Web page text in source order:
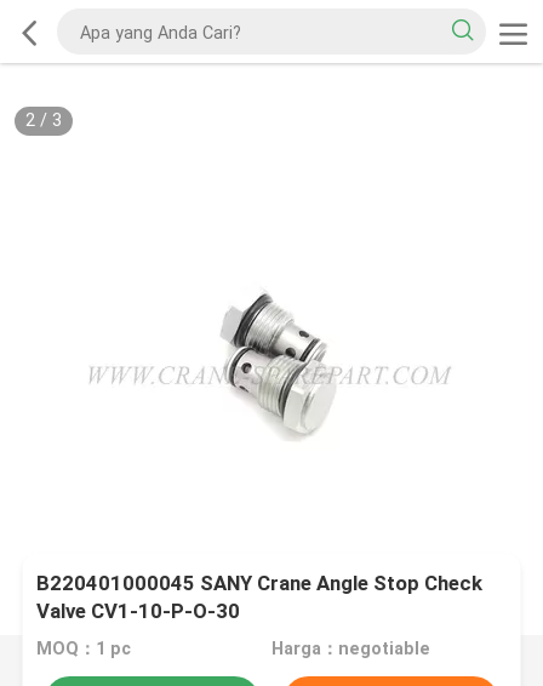
2/ 3
B220401000045 SANY Crane Angle Stop Check
Valve CV1-10-P-O-30
MOQ：1 pc Harga：negotiable